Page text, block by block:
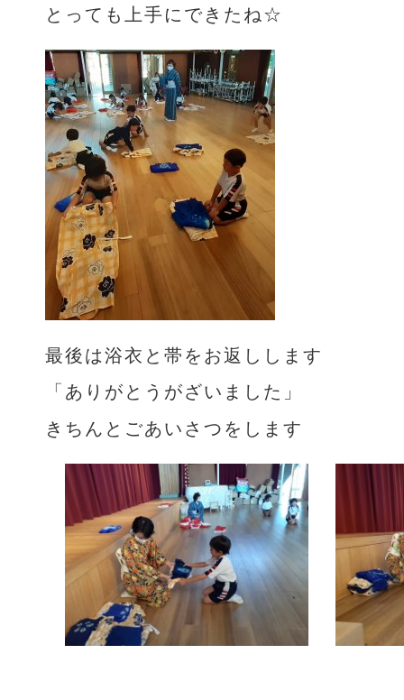
とっても上手にできたね☆
最後は浴衣と帯をお返しします
「ありがとうがざいました」
きちんとごあいさつをします